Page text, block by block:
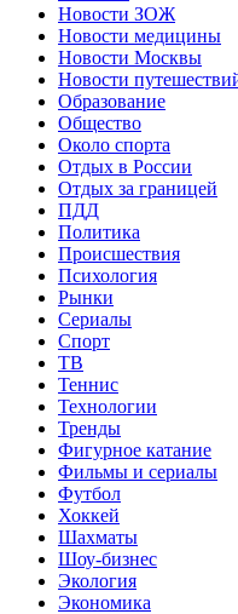
Новости ЗОЖ
Новости медицины
Новости Москвы
Новости
Образование
Общество
Около спорта
Отдых в России
Отдых за границей
ПДД
Политика
Происшествия
Психология
Рынки
Сериалы
Спорт
ТВ
Теннис
Технологии
Тренды
Фигурное катание
Фильмы и сериалы
Футбол
Хоккей
Шахматы
Шоу-бизнес
Экология
Экономика